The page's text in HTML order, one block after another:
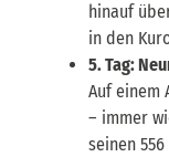
hinauf
in den
5. Tag:
Auf einem
– immer
seinen